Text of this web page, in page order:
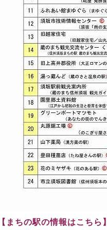
【まちの駅の情報はこちら